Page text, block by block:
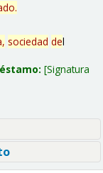
.
sociedad del
Signatura